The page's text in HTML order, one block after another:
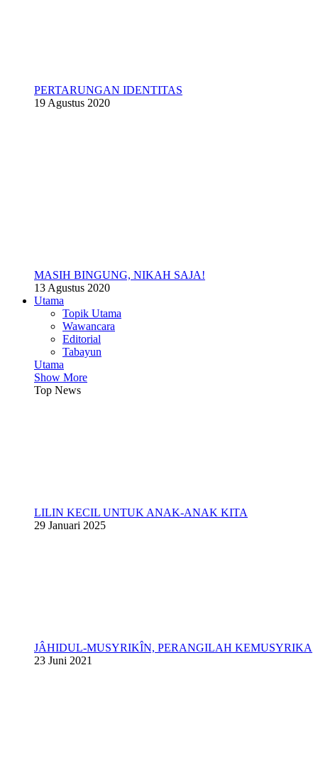
PERTARUNGAN IDENTITAS
19 Agustus 2020
MASIH BINGUNG, NIKAH SAJA!
13 Agustus 2020
Utama
Topik Utama
Wawancara
Editorial
Tabayun
Utama
Show More
Top News
LILIN KECIL UNTUK ANAK-ANAK KITA
29 Januari 2025
JÂHIDUL-MUSYRIKÎN, PERANGILAH KEMUSYRIKA
23 Juni 2021